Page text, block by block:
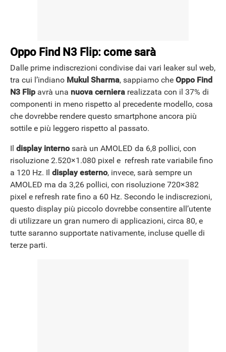
Oppo Find N3 Flip: come sarà
Dalle prime indiscrezioni condivise dai vari leaker sul web,
tra cui l’indiano Mukul Sharma, sappiamo che Oppo Find
N3 Flip avrà una nuova cerniera realizzata con il 37% di
componenti in meno rispetto al precedente modello, cosa
che dovrebbe rendere questo smartphone ancora più
sottile e più leggero rispetto al passato.
Il display internosarà un AMOLED da 6,8 pollici, con
risoluzione 2.520×1.080 pixel e refresh rate variabile fino
a 120 Hz. Il display esterno, invece, sarà sempre un
AMOLED ma da 3,26 pollici, con risoluzione 720×382
pixel e refresh rate fino a 60 Hz. Secondo le indiscrezioni,
questo display più piccolo dovrebbe consentire all’utente
di utilizzare un gran numero di applicazioni, circa 80, e
tutte saranno supportate nativamente, incluse quelle di
terze parti.